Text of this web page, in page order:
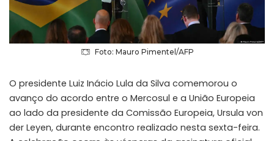
Foto: Mauro Pimentel/AFP
O presidente Luiz Inácio Lula da Silva comemorou o
avanço do acordo entre o Mercosul e a União Europeia
ao lado da presidente da Comissão Europeia, Ursula von
der Leyen, durante encontro realizado nesta sexta-feira.